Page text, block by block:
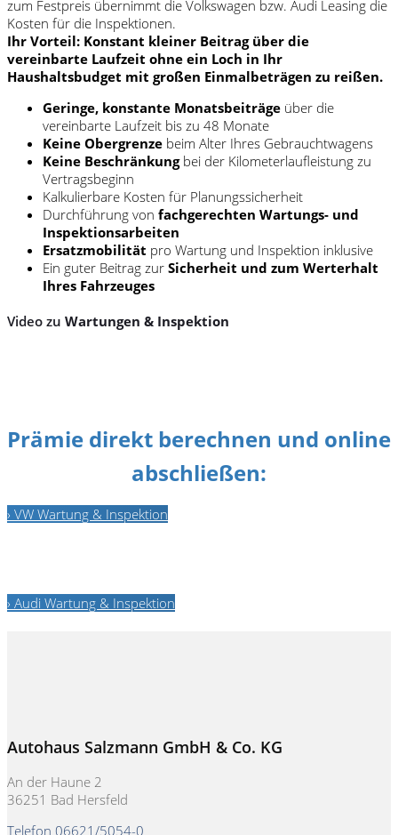
zum Festpreis übernimmt die Volkswagen bzw. Audi Leasing die
Kosten für die Inspektionen.
Ihr Vorteil: Konstant kleiner Beitrag über die
vereinbarte Laufzeit ohne ein Loch in Ihr
Haushaltsbudget mit großen Einmalbeträgen zu reißen.
Geringe, konstante Monatsbeiträge über die
vereinbarte Laufzeit bis zu 48 Monate
Keine Obergrenze beim Alter Ihres Gebrauchtwagens
Keine Beschränkungbei der Kilometerlaufleistung zu
Vertragsbeginn
Kalkulierbare Kosten für Planungssicherheit
Durchführung von fachgerechten Wartungs- und
Inspektionsarbeiten
Ersatzmobilität pro Wartung und Inspektion inklusive
Ein guter Beitrag zur Sicherheit und zum Werterhalt
Ihres Fahrzeuges
Video zu Wartungen & Inspektion
Prämie direkt berechnen und online
abschließen:
› VW Wartung & Inspektion
› Audi Wartung & Inspektion
Autohaus Salzmann GmbH & Co. KG
An der Haune 2
36251 Bad Hersfeld
Telefon 06621/5054-0